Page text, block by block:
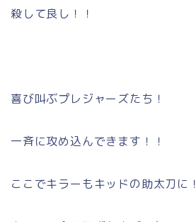
殺して良し！！
喜び叫ぶプレジャーズたち！
一斉に攻め込んできます！！
ここでキラーもキッドの助太刀に！